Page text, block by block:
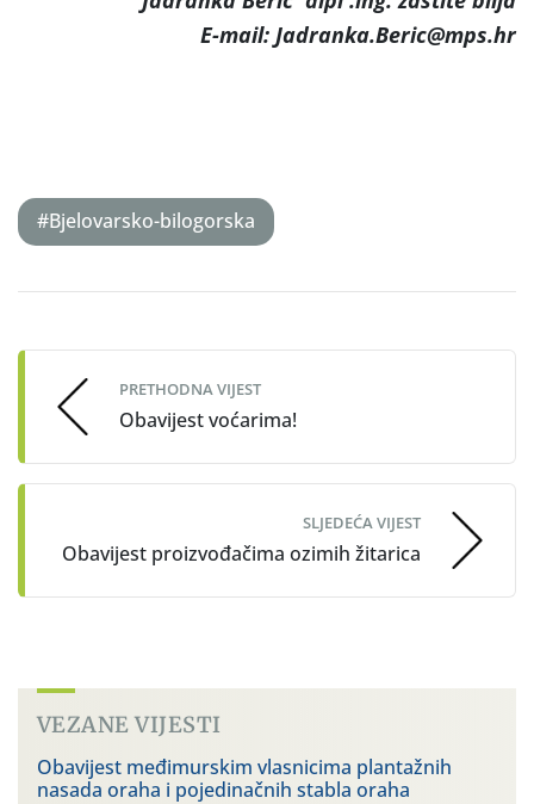
E-mail: Jadranka.Beric@mps.hr
#Bjelovarsko-bilogorska
navigation
PRETHODNA VIJEST
Obavijest voćarima!
SLJEDEĆA VIJEST
Obavijest proizvođačima ozimih žitarica
VEZANE VIJESTI
Obavijest međimurskim vlasnicima plantažnih
nasada oraha i pojedinačnih stabla oraha